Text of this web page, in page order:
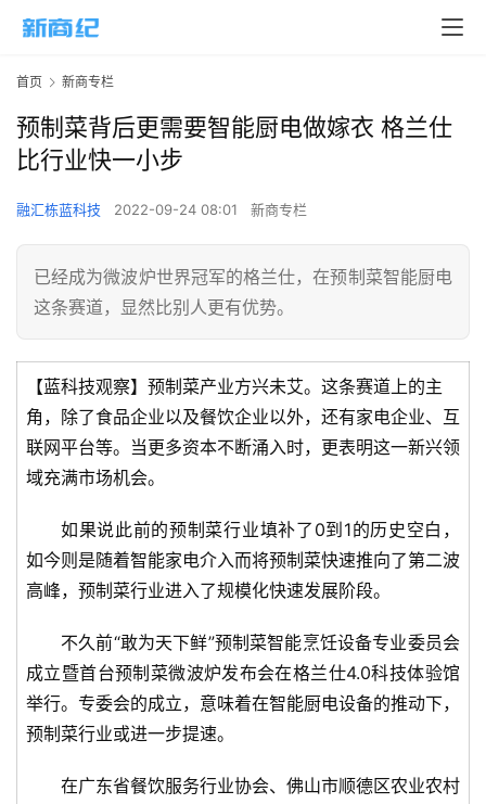
首页 新商专栏
预制菜背后更需要智能厨电做嫁衣 格兰仕
比行业快一小步
融汇栋蓝科技 2022-09-24 08:01 新商专栏
已经成为微波炉世界冠军的格兰仕，在预制菜智能厨电
这条赛道，显然比别人更有优势。
【蓝科技观察】预制菜产业方兴未艾。这条赛道上的主
角，除了食品企业以及餐饮企业以外，还有家电企业、互
联网平台等。当更多资本不断涌入时，更表明这一新兴领
域充满市场机会。
如果说此前的预制菜行业填补了0到1的历史空白，
如今则是随着智能家电介入而将预制菜快速推向了第二波
高峰，预制菜行业进入了规模化快速发展阶段。
不久前“敢为天下鲜”预制菜智能烹饪设备专业委员会
成立暨首台预制菜微波炉发布会在格兰仕4.0科技体验馆
举行。专委会的成立，意味着在智能厨电设备的推动下，
预制菜行业或进一步提速。
在广东省餐饮服务行业协会、佛山市顺德区农业农村